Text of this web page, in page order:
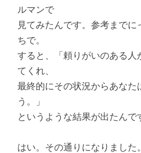
ルマンで
見てみたんです。参考までに
ちで。
すると、「頼りがいのある人
てくれ、
最終的にその状況からあなた
う。」
というような結果が出たんで
はい。その通りになりました